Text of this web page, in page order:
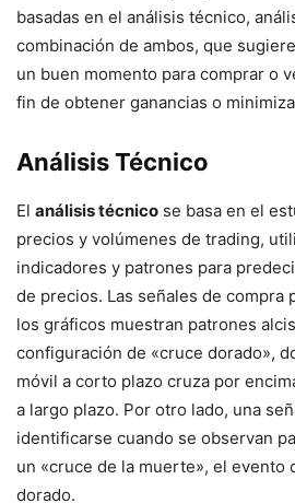
basadas en el análisis técnico,
combinación de ambos, que
un buen momento para comprar o
fin de obtener ganancias o
Análisis Técnico
El análisis técnico se basa en el
precios y volúmenes de trading,
indicadores y patrones para
de precios. Las señales de compra
los gráficos muestran patrones
configuración de «cruce dorado»,
móvil a corto plazo cruza por
a largo plazo. Por otro lado, una
identificarse cuando se observan
un «cruce de la muerte», el evento
dorado.